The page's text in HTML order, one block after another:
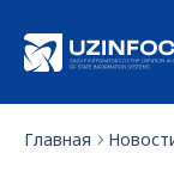
Главная